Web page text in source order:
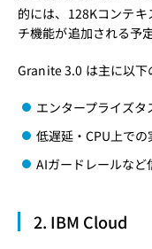
的には、128Kコンテ
チ機能が追加される予定
Granite 3.0 は主に以下
エンタープライズ
低遅延・CPU上で
AIガードレールな
2. IBM Cloud